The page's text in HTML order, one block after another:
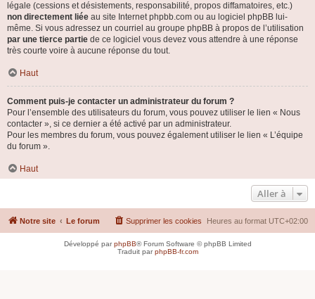
légale (cessions et désistements, responsabilité, propos diffamatoires, etc.)
non directement liée au site Internet phpbb.com ou au logiciel phpBB lui-
même. Si vous adressez un courriel au groupe phpBB à propos de l’utilisation
par une tierce partie de ce logiciel vous devez vous attendre à une réponse
très courte voire à aucune réponse du tout.
Haut
Comment puis-je contacter un administrateur du forum ?
Pour l’ensemble des utilisateurs du forum, vous pouvez utiliser le lien « Nous
contacter », si ce dernier a été activé par un administrateur.
Pour les membres du forum, vous pouvez également utiliser le lien « L’équipe
du forum ».
Haut
Aller à
Notre site Le forum Heures au format UTC+02:00
Supprimer les cookies
Développé parphpBB® Forum Software © phpBB Limited
Traduit parphpBB-fr.com